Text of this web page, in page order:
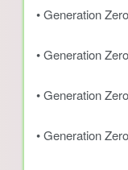
• Generation
• Generation
• Generation
• Generation